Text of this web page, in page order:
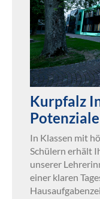
Kurpfalz
In Klassen mit
Schülern erhält
unserer
einer klaren